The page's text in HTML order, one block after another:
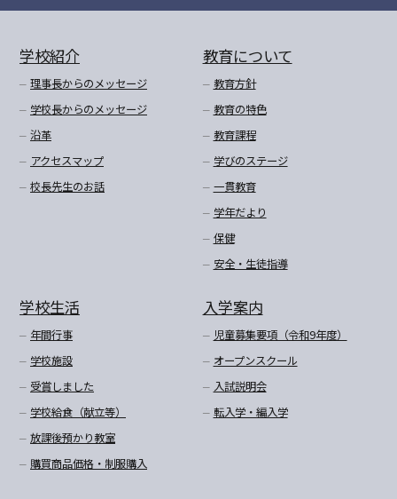
学校紹介
理事長からのメッセージ
学校長からのメッセージ
沿革
アクセスマップ
校長先生のお話
教育について
教育方針
教育の特色
教育課程
学びのステージ
一貫教育
学年だより
保健
安全・生徒指導
学校生活
年間行事
学校施設
受賞しました
学校給食（献立等）
放課後預かり教室
購買商品価格・制服購入
入学案内
児童募集要項（令和9年度）
オープンスクール
入試説明会
転入学・編入学